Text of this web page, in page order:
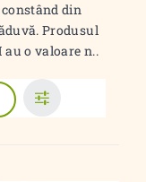
din
Produsul
au o valoare n..